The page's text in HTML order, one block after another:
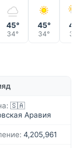
45°
34°
45°
34° 33°
🇸🇦
Аравия
4,205,961